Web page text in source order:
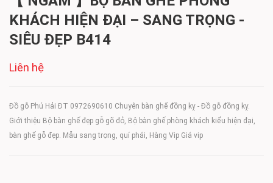
KHÁCH HIỆN ĐẠI – SANG TRỌNG -
SIÊU ĐẸP B414
Liên hệ
Đồ gỗ Phú Hải ĐT 0972690610 Chuyên bàn ghế đồng kỵ - Đồ gỗ đồng kỵ.
Giới thiệu Bộ bàn ghế đẹp gỗ gõ đỏ, Bộ bàn ghế phòng khách kiểu hiện đại,
bàn ghế gỗ đẹp. Mẫu sang trọng, quí phái, Hàng Vip Giá vip